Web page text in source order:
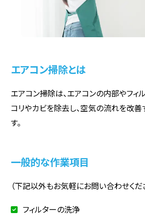
エアコン掃除とは
エアコン掃除は、エアコンの内部やフィ
コリやカビを除去し、空気の流れを改
す。
一般的な作業項目
（下記以外もお気軽にお問い合わせくだ
フィルターの洗浄